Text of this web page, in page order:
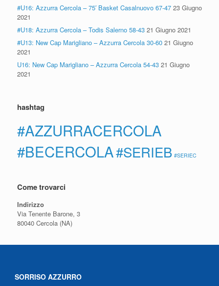
#U16: Azzurra Cercola – 75′ Basket Casalnuovo 67-47 23 Giugno
2021
#U18: Azzurra Cercola – Todis Salerno 58-43 21 Giugno 2021
#U13: New Cap Marigliano – Azzurra Cercola 30-60 21 Giugno
2021
U16: New Cap Marigliano – Azzurra Cercola 54-43 21 Giugno
2021
hashtag
#AZZURRACERCOLA
#BECERCOLA#SERIEB #SERIEC
Come trovarci
Indirizzo
Via Tenente Barone, 3
80040 Cercola (NA)
SORRISO AZZURRO